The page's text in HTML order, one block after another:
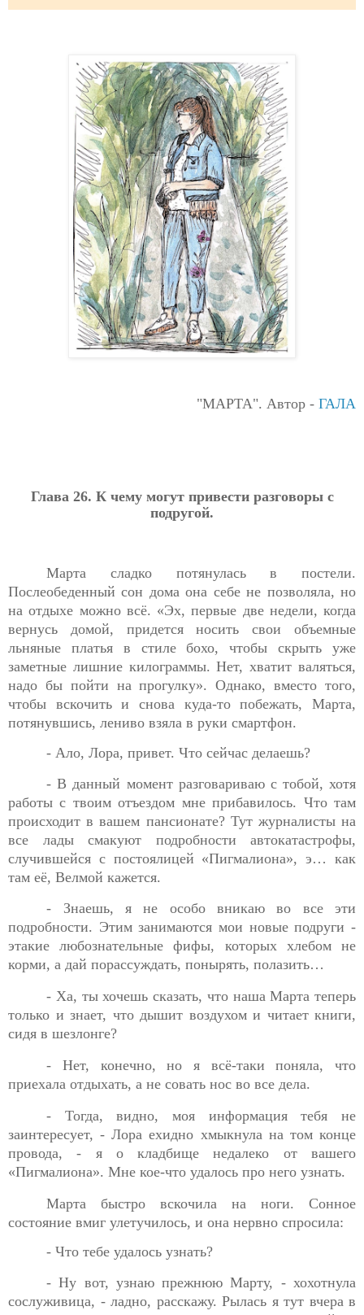
"МАРТА". Автор - ГАЛА
Глава 26. К чему могут привести разговоры с
подругой.
Марта сладко потянулась в постели.
Послеобеденный сон дома она себе не позволяла, но
на отдыхе можно всё. «Эх, первые две недели, когда
вернусь домой, придется носить свои объемные
льняные платья в стиле бохо, чтобы скрыть уже
заметные лишние килограммы. Нет, хватит валяться,
надо бы пойти на прогулку». Однако, вместо того,
чтобы вскочить и снова куда-то побежать, Марта,
потянувшись, лениво взяла в руки смартфон.
- Ало, Лора, привет. Что сейчас делаешь?
- В данный момент разговариваю с тобой, хотя
работы с твоим отъездом мне прибавилось. Что там
происходит в вашем пансионате? Тут журналисты на
все лады смакуют подробности автокатастрофы,
случившейся с постоялицей «Пигмалиона», э… как
там её, Велмой кажется.
- Знаешь, я не особо вникаю во все эти
подробности. Этимзанимаются мои новые подруги -
этакие любознательные фифы, которых хлебом не
корми, а дай порассуждать, понырять, полазить…
- Ха, ты хочешь сказать, что наша Марта теперь
только и знает, что дышит воздухом и читает книги,
сидя в шезлонге?
- Нет, конечно, но я всё-таки поняла, что
приехала отдыхать, а не совать нос во все дела.
- Тогда, видно, моя информация тебя не
заинтересует, - Лораехидно хмыкнула на том конце
провода, - я о кладбище недалеко от вашего
«Пигмалиона». Мне кое-что удалось про него узнать.
Марта быстро вскочила на ноги. Сонное
состояние вмиг улетучилось, и она нервно спросила:
- Что тебе удалось узнать?
- Ну вот, узнаю прежнюю Марту, - хохотнула
сослуживица, - ладно, расскажу. Рылась я тут вчера в